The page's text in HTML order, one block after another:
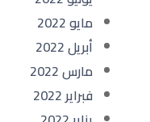
مايو 2022
أبريل 2022
مارس 2022
فبراير 2022